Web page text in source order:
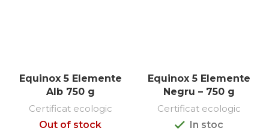
Equinox 5 Elemente
Alb 750 g
Certificat ecologic
Out of stock
Equinox 5 Elemente
Negru – 750 g
Certificat ecologic
In stoc